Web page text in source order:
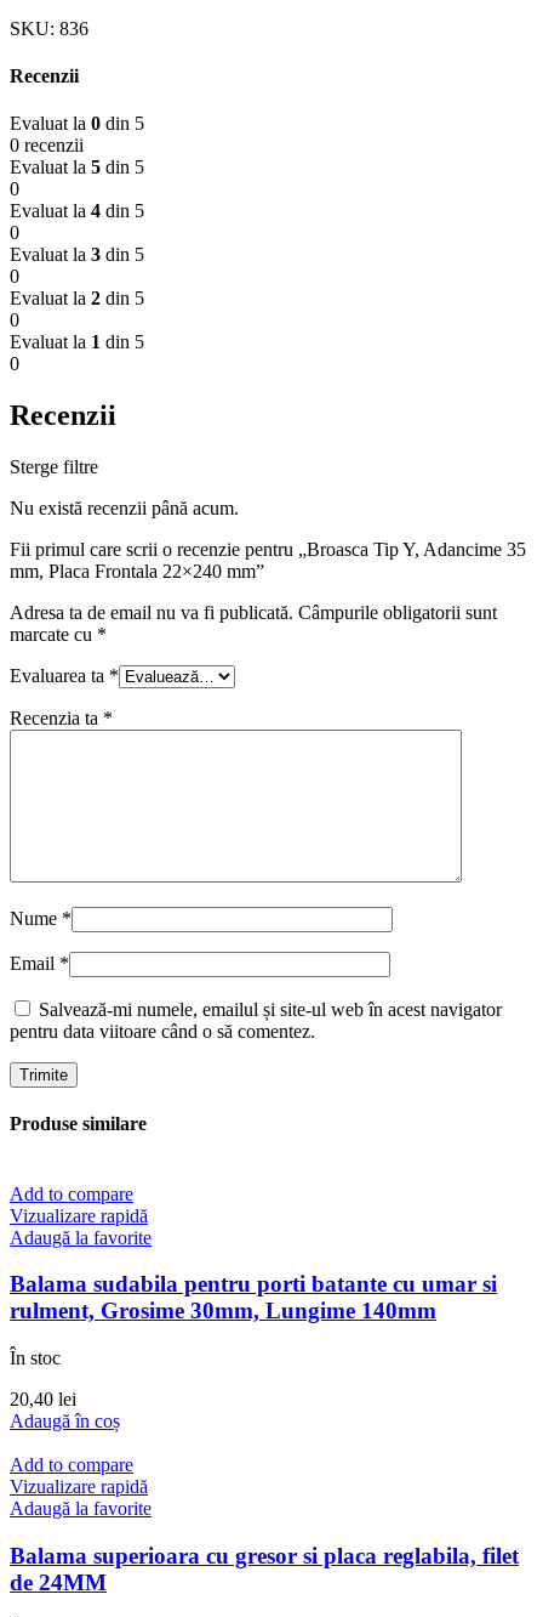
SKU: 836
Recenzii
Evaluat la 0 din 5
0 recenzii
Evaluat la 5 din 5
0
Evaluat la 4 din 5
0
Evaluat la 3 din 5
0
Evaluat la 2 din 5
0
Evaluat la 1 din 5
0
Recenzii
Sterge filtre
Nu există recenzii până acum.
Fii primul care scrii o recenzie pentru „Broasca Tip Y, Adancime 35
mm, Placa Frontala 22×240 mm”
Adresa ta de email nu va fi publicată. Câmpurile obligatorii sunt
marcate cu *
Evaluarea ta *
Recenzia ta *
Nume *
Email *
Salvează-mi numele, emailul și site-ul web în acest navigator
pentru data viitoare când o să comentez.
Produse similare
Add to compare
Vizualizare rapidă
Adaugă la favorite
Balama sudabila pentru porti batante cu umar si
rulment, Grosime 30mm, Lungime 140mm
În stoc
20,40 lei
Adaugă în coș
Add to compare
Vizualizare rapidă
Adaugă la favorite
Balama superioara cu gresor si placa reglabila, filet
de 24MM